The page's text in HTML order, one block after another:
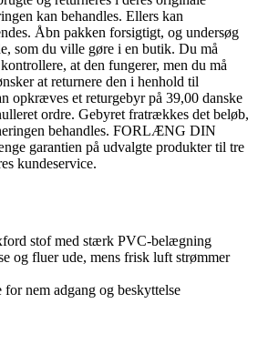
kan behandles. Ellers kan
Åbn pakken forsigtigt, og undersøg
som du ville gøre i en butik. Du må
at den fungerer, men du må
at returnere den i henhold til
opkræves et returgebyr på 39,00 danske
ordre. Gebyret fratrækkes det beløb,
behandles. FORLÆNG DIN
garantien på udvalgte produkter til tre
kundeservice.
stof med stærk PVC-belægning
og fluer ude, mens frisk luft strømmer
for nem adgang og beskyttelse